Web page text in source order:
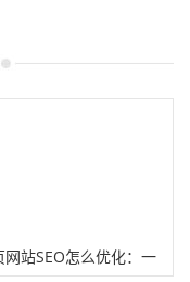
网站SEO怎么优化：一